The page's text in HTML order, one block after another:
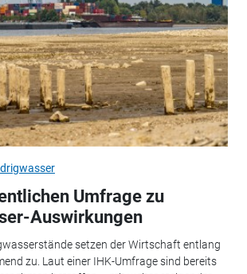
Umfrage zu
Auswirkungen
setzen der Wirtschaft entlang
zu. Laut einer IHK-Umfrage sind bereits